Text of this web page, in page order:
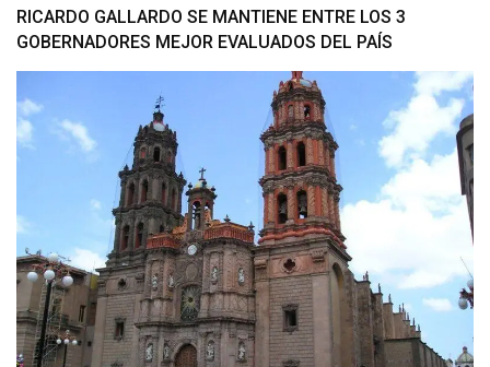
RICARDO GALLARDO SE MANTIENE ENTRE LOS 3
GOBERNADORES MEJOR EVALUADOS DEL PAÍS